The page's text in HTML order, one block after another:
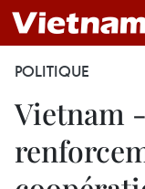
POLITIQUE
Vietnam